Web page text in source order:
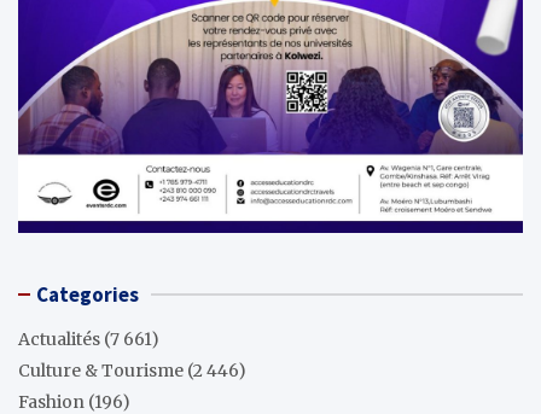
Categories
Actualités (7 661)
Culture & Tourisme (2 446)
Fashion (196)